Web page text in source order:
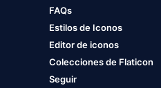
FAQs
Estilos de Iconos
Editor de iconos
Colecciones de Flaticon
Seguir